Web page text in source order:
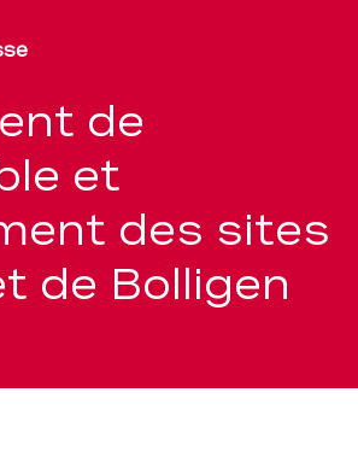
de
et
des sites
de Bolligen